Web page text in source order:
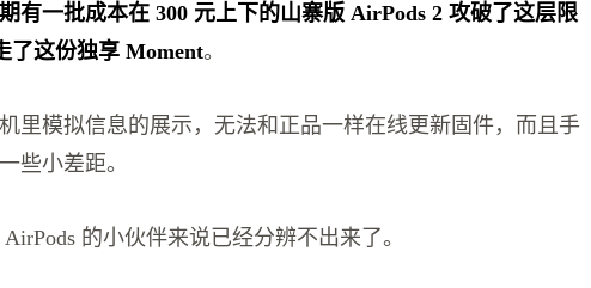
有一批成本在 300 元上下的山寨版 AirPods 2 攻破了这层限
了这份独享 Moment。
里模拟信息的展示，无法和正品一样在线更新固件，而且手
些小差距。
的小伙伴来说已经分辨不出来了。